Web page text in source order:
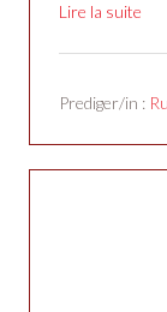
Lire la suite
Prediger/in :